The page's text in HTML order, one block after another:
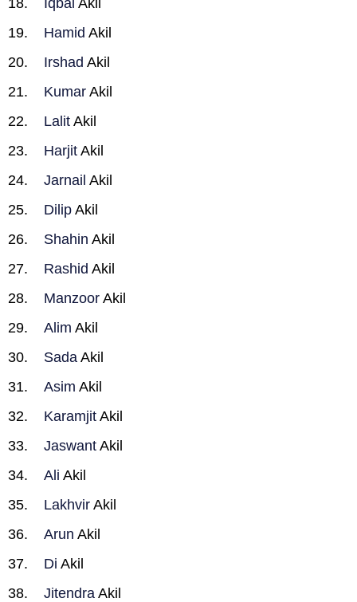
Iqbal Akil
Hamid Akil
Irshad Akil
Kumar Akil
Lalit Akil
Harjit Akil
Jarnail Akil
Dilip Akil
Shahin Akil
Rashid Akil
Manzoor Akil
Alim Akil
Sada Akil
Asim Akil
Karamjit Akil
Jaswant Akil
Ali Akil
Lakhvir Akil
Arun Akil
Di Akil
Jitendra Akil